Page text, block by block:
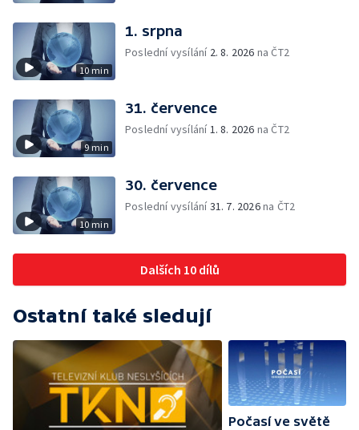
10 min
1. srpna
Poslední vysílání 2. 8. 2026 na ČT2
9 min
31. července
Poslední vysílání1. 8. 2026 na ČT2
10 min
30. července
Poslední vysílání31. 7. 2026na ČT2
Dalších 10 dílů
Ostatní také sledují
Počasí ve světě